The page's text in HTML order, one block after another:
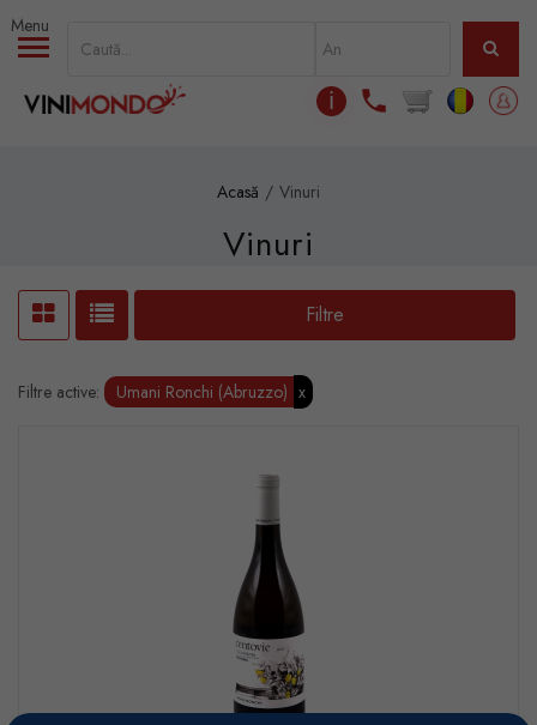
Mergi la conţinutul principal
ℹ
Acasă Vinuri
Vinuri
Filtre
Filtre active: Umani Ronchi (Abruzzo) x